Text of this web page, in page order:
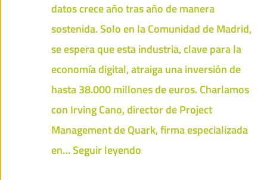
datos crece año tras año de manera
sostenida. Solo en la Comunidad de Madrid,
se espera que esta industria, clave para la
economía digital, atraiga una inversión de
hasta 38.000 millones de euros. Charlamos
con Irving Cano, director de Project
Management de Quark, firma especializada
en…Seguir leyendo